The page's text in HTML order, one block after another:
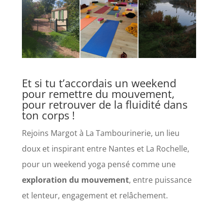
Et si tu t’accordais un weekend
pour remettre du mouvement,
pour retrouver de la fluidité dans
ton corps !
Rejoins Margot à La Tambourinerie, un lieu
doux et inspirant entre Nantes et La Rochelle,
pour un weekend yoga pensé comme une
exploration du mouvement, entre puissance
et lenteur, engagement et relâchement.